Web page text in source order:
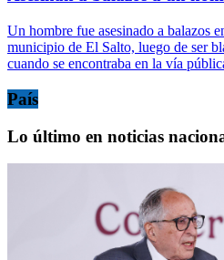
Un hombre fue asesinado a balazos
municipio de El Salto, luego de ser
cuando se encontraba en la vía
País
Lo último en noticias